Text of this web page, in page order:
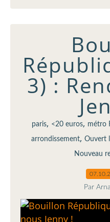
3) :
paris, <20 euros, métro
arrondissement, Ouvert
Nouveau
Par